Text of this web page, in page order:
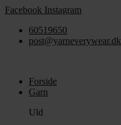
Videre
indhold
Facebook Instagram
60519650
post@yarneverywear.dk
Forside
Garn
Uld